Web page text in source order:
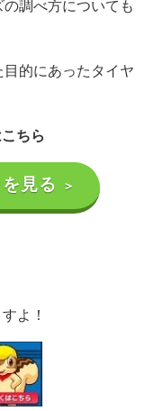
調べ方についても
的にあったタイヤ
ちら
見る ＞
よ！